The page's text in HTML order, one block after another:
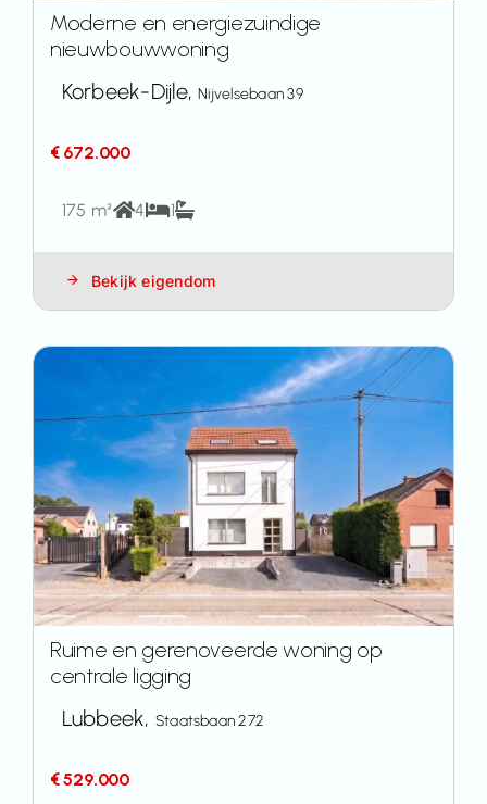
Moderne en energiezuindige
nieuwbouwwoning
Korbeek-Dijle,Nijvelsebaan 39
€ 672.000
175 m² 4 1
Bekijk eigendom
Ruime en gerenoveerde woning op
centrale ligging
Lubbeek, Staatsbaan 272
€ 529.000